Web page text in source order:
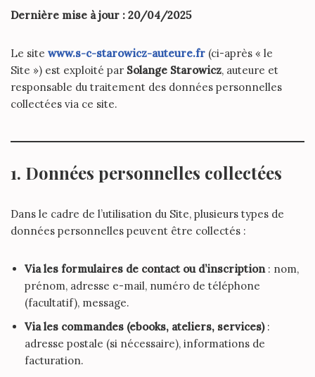
Dernière mise à jour : 20/04/2025
Le site www.s-c-starowicz-auteure.fr (ci-après « le
Site ») est exploité par Solange Starowicz, auteure et
responsable du traitement des données personnelles
collectées via ce site.
1. Données personnelles collectées
Dans le cadre de l’utilisation du Site, plusieurs types de
données personnelles peuvent être collectés :
Via les formulaires de contact ou d’inscription: nom,
prénom, adresse e-mail, numéro de téléphone
(facultatif), message.
Via les commandes (ebooks, ateliers, services):
adresse postale (si nécessaire), informations de
facturation.